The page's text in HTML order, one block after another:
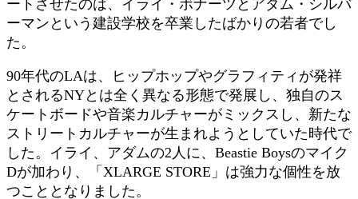
ートさせたのは、イライ・ボナーツとアダム・シルバ
ーマンという建設学校を卒業したばかりの若者でし
た。
90年代のLAは、ヒップホップやグラフィティが発祥
とされるNYとは全く異なる形態で発展し、独自のス
ケートボードや音楽カルチャーがミックスし、新たな
ストリートカルチャーが生まれようとしていた時代で
した。イライ、アダムの2人に、Beastie Boysのマイク
Dが加わり、「XLARGE STORE」は強力な個性を放
つこととなりました。